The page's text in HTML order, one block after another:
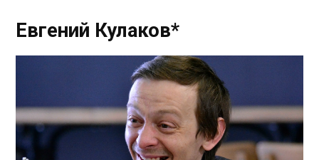
Евгений Кулаков*